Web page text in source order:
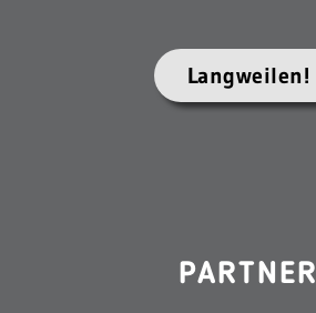
Langweilen!
PARTNER